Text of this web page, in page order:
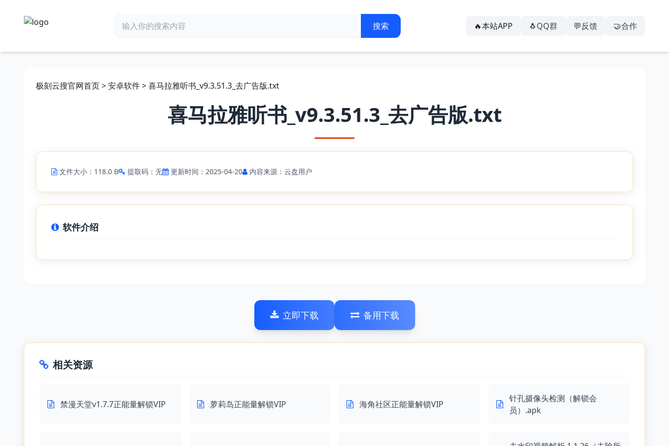
🔥本站APP 🐧QQ群 💬反馈 🤝合作
极刻云搜官网首页>安卓软件> 喜马拉雅听书_v9.3.51.3_去广告版.txt
喜马拉雅听书_v9.3.51.3_去广告版.txt
文件大小：118.0 B 提取码：无 更新时间：2025-04-20 内容来源：云盘用户
软件介绍
立即下载 备用下载
相关资源
禁漫天堂v1.7.7正能量解锁VIP 萝莉岛正能量解锁VIP 海角社区正能量解锁VIP
针孔摄像头检测（解锁会
员）.apk